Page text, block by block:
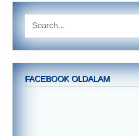
FACEBOOK OLDALAM